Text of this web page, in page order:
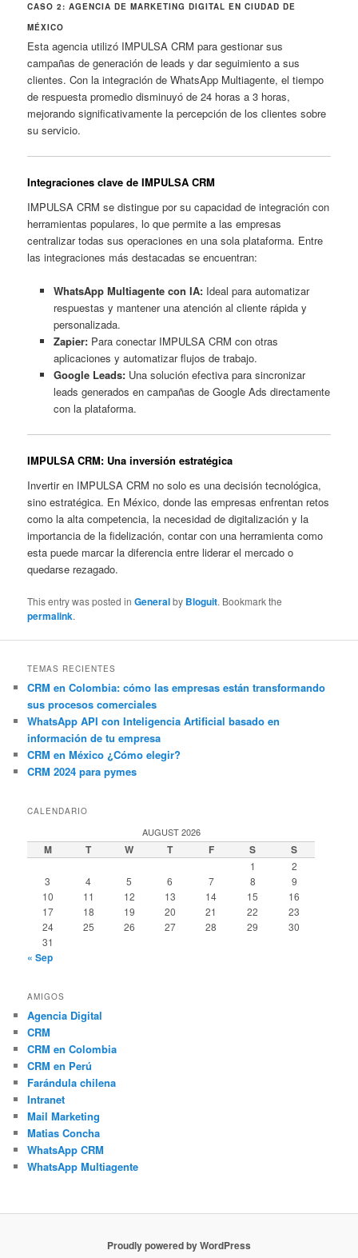
CASO 2: AGENCIA DE MARKETING DIGITAL EN CIUDAD DE
MÉXICO
Esta agencia utilizó IMPULSA CRM para gestionar sus
campañas de generación de leads y dar seguimiento a sus
clientes. Con la integración de WhatsApp Multiagente, el tiempo
de respuesta promedio disminuyó de 24 horas a 3 horas,
mejorando significativamente la percepción de los clientes sobre
su servicio.
Integraciones clave de IMPULSA CRM
IMPULSA CRM se distingue por su capacidad de integración con
herramientas populares, lo que permite a las empresas
centralizar todas sus operaciones en una sola plataforma. Entre
las integraciones más destacadas se encuentran:
WhatsApp Multiagente con IA:Ideal para automatizar
respuestas y mantener una atención al cliente rápida y
personalizada.
Zapier:Para conectar IMPULSA CRM con otras
aplicaciones y automatizar flujos de trabajo.
Google Leads:Una solución efectiva para sincronizar
leads generados en campañas de Google Ads directamente
con la plataforma.
IMPULSA CRM: Una inversión estratégica
Invertir en IMPULSA CRM no solo es una decisión tecnológica,
sino estratégica. En México, donde las empresas enfrentan retos
como la alta competencia, la necesidad de digitalización y la
importancia de la fidelización, contar con una herramienta como
esta puede marcar la diferencia entre liderar el mercado o
quedarse rezagado.
This entry was posted inGeneralby Bloguit. Bookmark the
permalink.
TEMAS RECIENTES
CRM en Colombia: cómo las empresas están transformando
sus procesos comerciales
WhatsApp API con Inteligencia Artificial basado en
información de tu empresa
CRM en México ¿Cómo elegir?
CRM 2024 para pymes
CALENDARIO
AUGUST 2026
M T W T F S S
1
2
3
4 5 6 7 8
9
10
11 12 13 14 15
16
17
18 19 20 21 22
23
24
25 26 27 28 29
30
31
« Sep
AMIGOS
Agencia Digital
CRM
CRM en Colombia
CRM en Perú
Farándula chilena
Intranet
Mail Marketing
Matias Concha
WhatsApp CRM
WhatsApp Multiagente
Proudly powered by WordPress